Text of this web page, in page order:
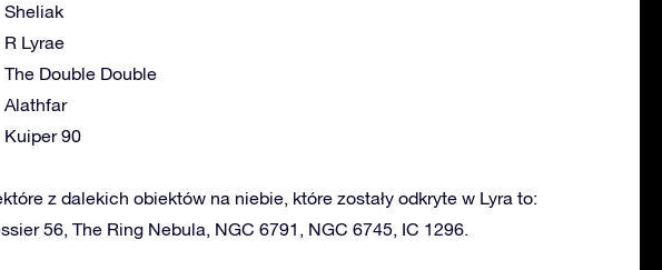
Sheliak
R Lyrae
The Double Double
Alathfar
Kuiper 90
z dalekich obiektów na niebie, które zostały odkryte w Lyra to:
56, The Ring Nebula, NGC 6791, NGC 6745, IC 1296.